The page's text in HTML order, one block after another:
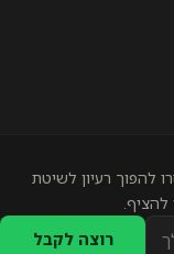
להפוך רעיון לשיטת
רוצה לקבל